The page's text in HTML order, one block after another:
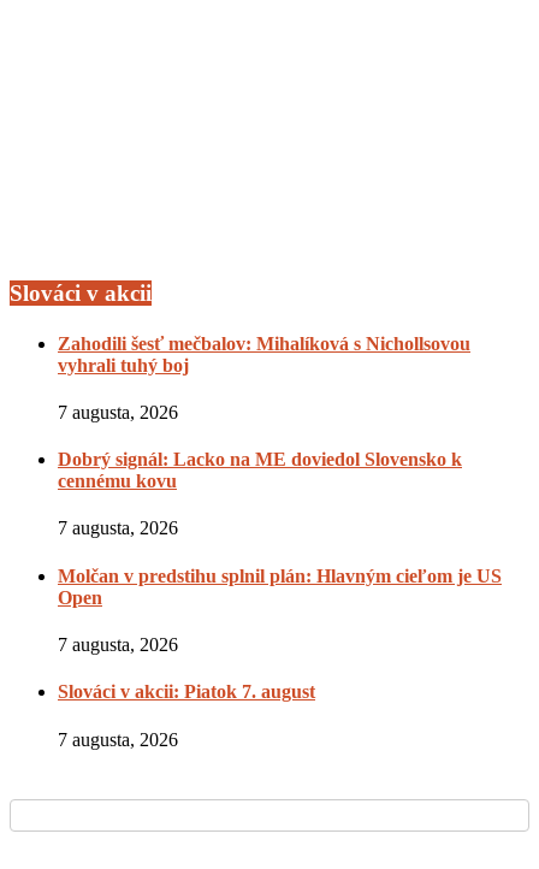
Slováci v akcii
Zahodili šesť mečbalov: Mihalíková s Nichollsovou
vyhrali tuhý boj
7 augusta, 2026
Dobrý signál: Lacko na ME doviedol Slovensko k
cennému kovu
7 augusta, 2026
Molčan v predstihu splnil plán: Hlavným cieľom je US
Open
7 augusta, 2026
Slováci v akcii: Piatok 7. august
7 augusta, 2026